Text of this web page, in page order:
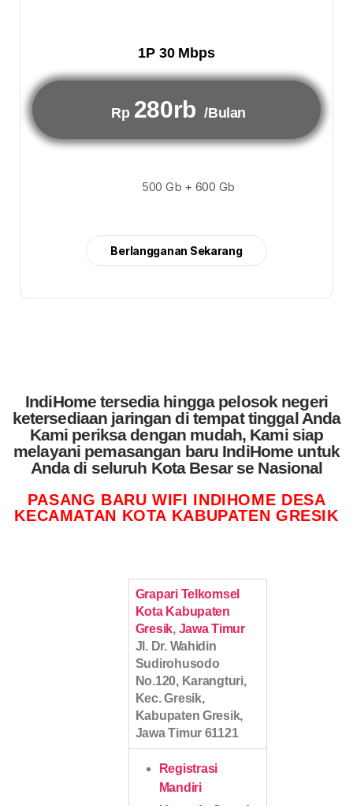
1P 30 Mbps
Rp 280rb /Bulan
500 Gb + 600 Gb
Berlangganan Sekarang
IndiHome tersedia hingga pelosok negeri
ketersediaan jaringan di tempat tinggal Anda
Kami periksa dengan mudah, Kami siap
melayani pemasangan baru IndiHome untuk
Anda di seluruh Kota Besar se Nasional
PASANG BARU WIFI INDIHOME DESA
KECAMATAN KOTA KABUPATEN GRESIK
Grapari Telkomsel
Kota Kabupaten
Gresik, Jawa Timur
Jl. Dr. Wahidin
Sudirohusodo
No.120, Karangturi,
Kec. Gresik,
Kabupaten Gresik,
Jawa Timur 61121
Registrasi
Mandiri